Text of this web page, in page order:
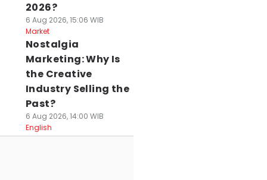
2026?
6 Aug 2026, 15:06 WIB
Market
Nostalgia
Marketing: Why Is
the Creative
Industry Selling the
Past?
6 Aug 2026, 14:00 WIB
English